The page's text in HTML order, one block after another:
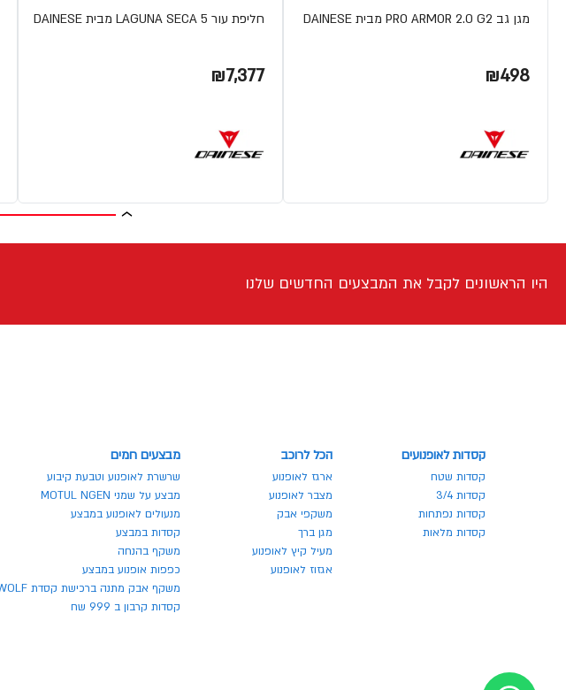
מגן גב PRO ARMOR 2.0 G2 מבית DAINESE
₪498
חליפת עור LAGUNA SECA 5 מבית DAINESE
₪7,377
היו הראשונים לקבל את המבצעים החדשים שלנו
קסדות לאופנועים
קסדות שטח
קסדות 3/4
קסדות נפתחות
קסדות מלאות
הכל לרוכב
ארגז לאופנוע
מצבר לאופנוע
משקפי אבק
מגן ברך
מעיל קיץ לאופנוע
אגזוז לאופנוע
מבצעים חמים
שרשרת לאופנוע וטבעת קיבוע
מבצע על שמני MOTUL NGEN
מנעולים לאופנוע במבצע
קסדות במבצע
משקף בהנחה
כפפות אופנוע במבצע
משקף אבק מתנה ברכישת קסדת WOLF
קסדות קרבון ב 999 שח